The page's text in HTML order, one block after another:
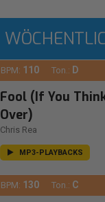
BPM: 110 Ton.: D
Fool (If You
Over)
Chris Rea
MP3-PLAYBACKS
BPM: 130 Ton.: C